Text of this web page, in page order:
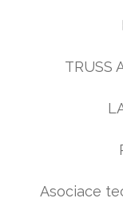
TRUSS
Asociace